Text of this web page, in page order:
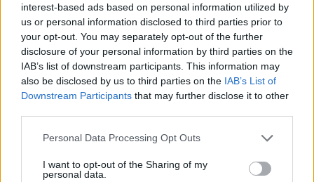
interest-based ads based on personal information utilized by
us or personal information disclosed to third parties prior to
your opt-out. You may separately opt-out of the further
disclosure of your personal information by third parties on the
IAB’s list of downstream participants. This information may
also be disclosed by us to third parties on the IAB’s List of
Downstream Participants that may further disclose it to other
Personal Data Processing Opt Outs
I want to opt-out of the Sharing of my
personal data.
«Επειδή η απώλεια αυτή του εισοδήματος οφείλεται
στις ιδιαίτερες συνθήκες που αναφέρθηκαν ανωτέρω